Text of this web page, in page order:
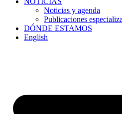
Noticias y agenda
Publicaciones
DÓNDE ESTAMOS
English